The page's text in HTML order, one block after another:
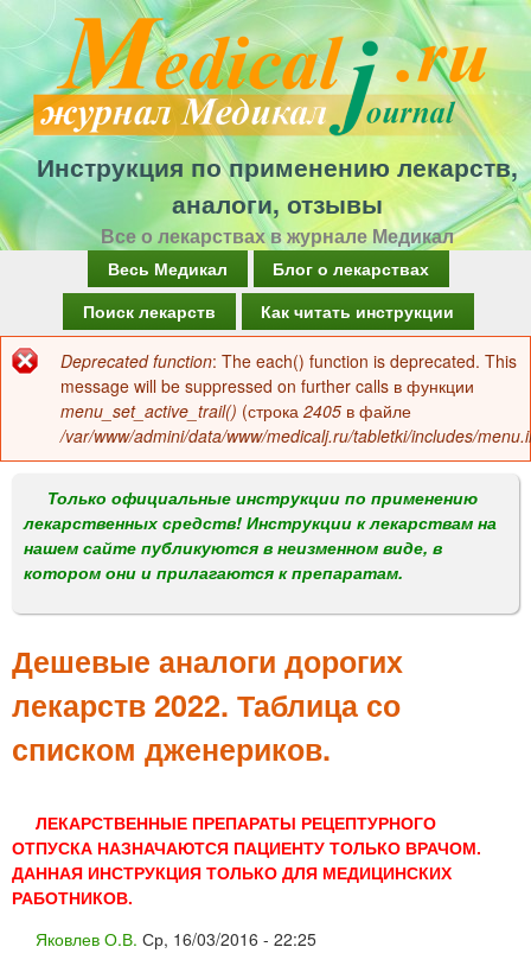
Перейти
к
основному
содержанию
Инструкция по применению лекарств,
аналоги, отзывы
Все о лекарствах в журнале Медикал
а
в
о
м
е
н
Весь Медикал
Блог о лекарствах
Поиск лекарств
Как читать инструкции
Сообщение
об
ошибке
Deprecated function: The each() function is deprecated. This
message will be suppressed on further calls в функции
menu_set_active_trail() (строка 2405 в файле
/var/www/admini/data/www/medicalj.ru/tabletki/includes/
Только официальные инструкции по применению
лекарственных средств! Инструкции к лекарствам на
нашем сайте публикуются в неизменном виде, в
котором они и прилагаются к препаратам.
Дешевые аналоги дорогих
лекарств 2022. Таблица со
списком дженериков.
ЛЕКАРСТВЕННЫЕ ПРЕПАРАТЫ РЕЦЕПТУРНОГО
ОТПУСКА НАЗНАЧАЮТСЯ ПАЦИЕНТУ ТОЛЬКО ВРАЧОМ.
ДАННАЯ ИНСТРУКЦИЯ ТОЛЬКО ДЛЯ МЕДИЦИНСКИХ
РАБОТНИКОВ.
Яковлев О.В. Ср, 16/03/2016 - 22:25